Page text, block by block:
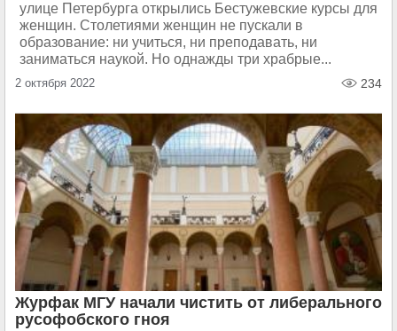
улице Петербурга открылись Бестужевские курсы для
женщин. Столетиями женщин не пускали в
образование: ни учиться, ни преподавать, ни
заниматься наукой. Но однажды три храбрые...
2 октября 2022 234
Журфак МГУ начали чистить от либерального
русофобского гноя